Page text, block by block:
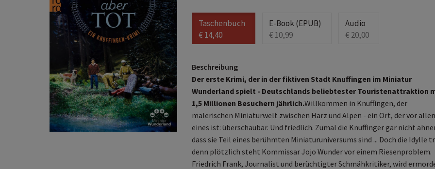
Taschenbuch
€ 14,40
E-Book (EPUB)
€ 10,99
Audio
€ 20,00
Beschreibung
Der erste Krimi, der in der fiktiven Stadt Knuffingen im Miniatur
Wunderland spielt - Deutschlands beliebtester Touristenattraktion
1,5 Millionen Besuchern jährlich.Willkommen in Knuffingen, der
malerischen Miniaturwelt zwischen Harz und Alpen - ein Ort, der vor
eines ist: überschaubar. Und friedlich. Zumal die Knuffinger gar nicht
dass sie Teil eines berühmten Miniaturuniversums sind ... Doch die Idylle
denn plötzlich steht Kommissar Jojo Wunder vor einem Riesenproblem.
Friedrich Frank, Journalist und berüchtigter Schmähkritiker, wird